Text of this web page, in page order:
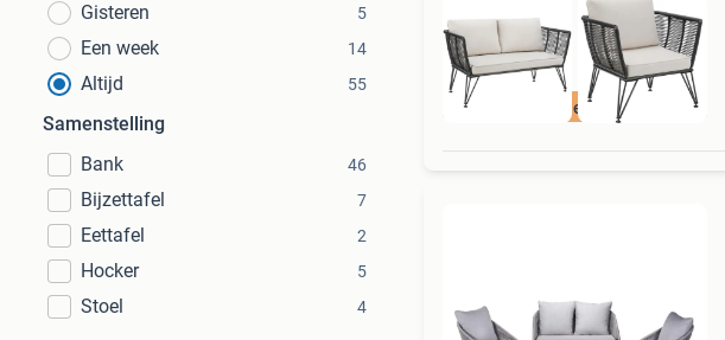
Gisteren 5
Een week 14
Altijd 55
Samenstelling
Bank
46
Bijzettafel 7
Eettafel 2
Hocker 5
Stoel 4
Gratis levering